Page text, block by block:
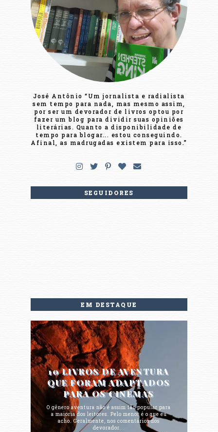
José Antônio “Um jornalista e radialista
sem tempo para nada, mas mesmo assim,
por ser um devorador de livros optou por
fazer um blog para dividir suas opiniões
literárias. Quanto a disponibilidade de
tempo para blogar... estou conseguindo.
Afinal, as madrugadas existem para isso.”
SEGUIDORES
EM DESTAQUE
10 LIVROS DE AVENTURA
QUE FORAM ADAPTADOS
PARA OS CINEMAS
O gênero aventura não é assim tão popular para
a maioria dos leitores. Pelo menos é o que eu
acho. Geralmente, nos comentários dos
devorador...